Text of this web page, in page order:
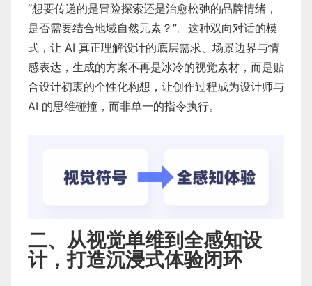
“想要传递的是冒险探索还是治愈松弛的品牌情绪，
是否需要结合地域自然元素？”。这种双向对话的模
式，让 AI 真正理解设计的底层需求、场景边界与情
感表达，生成的方案不再是冰冷的视觉素材，而是贴
合设计初衷的个性化构想，让创作过程成为设计师与
AI 的思维碰撞，而非单一的指令执行。
二、从视觉单维到全感知设
计，打造沉浸式体验闭环